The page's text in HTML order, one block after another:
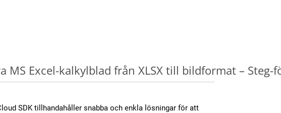
MS Excel-kalkylblad från XLSX till bildformat – Steg-
SDK tillhandahåller snabba och enkla lösningar för att